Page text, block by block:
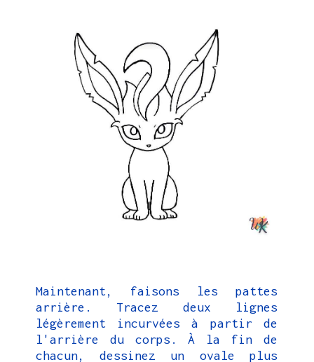
Maintenant, faisons les pattes
arrière. Tracez deux lignes
légèrement incurvées à partir de
l'arrière du corps. À la fin de
chacun, dessinez un ovale plus